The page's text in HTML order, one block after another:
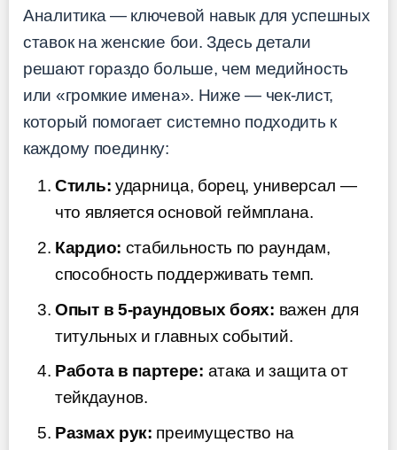
Аналитика — ключевой навык для успешных
ставок на женские бои. Здесь детали
решают гораздо больше, чем медийность
или «громкие имена». Ниже — чек-лист,
который помогает системно подходить к
каждому поединку:
Стиль: ударница, борец, универсал —
что является основой геймплана.
Кардио: стабильность по раундам,
способность поддерживать темп.
Опыт в 5-раундовых боях: важен для
титульных и главных событий.
Работа в партере: атака и защита от
тейкдаунов.
Размах рук: преимущество на